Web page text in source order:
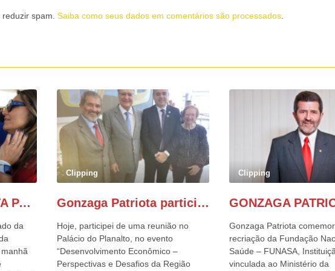
spam. Saiba como seus dados em comentários são processados
GONZAGA PATRIOTA PARTICIPA DO DESFILE DA INDEPENDÊNCIA NO PALANQUE DA PRESIDÊNCIA DA REPÚBLICA E É ABRAÇADO POR LULA E POR GERALDO ALCKMIN.
da
Clipping
Gonzaga Patriota participa de evento em prol do desenvolvimento do Nordeste
Hoje, participei de uma reunião no
Palácio do Planalto, no evento
“Desenvolvimento Econômico –
Perspectivas e Desafios da Região
Clipping
Gonzaga Patriota
recriação da Fundação
Saúde – FUNASA,
vinculada ao Ministério da